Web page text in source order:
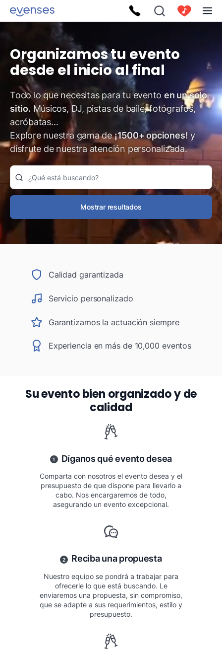
Organizamos tu evento
desde el inicio al final
Todo lo que necesitas para tu eventoen un solo
sitio. Músicos, DJ, pistas de baile, fotógrafos,
acróbatas...
Explore nuestra gama de¡1500+ opciones! y
disfrute de nuestra atención personalizada.
Mostrar resultados
Calidad garantizada
Servicio personalizado
Garantizamos la actuación siempre
Experiencia en más de 10,000 eventos
Su evento bien organizado y de
calidad
1 Díganos qué evento desea
Comparta con nosotros el evento desea y el
presupuesto de que dispone para llevarlo a
cabo. Nos encargaremos de todo,
asegurando un evento excepcional.
2 Reciba una propuesta
Nuestro equipo se pondrá a trabajar para
ofrecerle lo que está buscando. Le
enviaremos una propuesta, sin compromiso,
que se adapte a sus requerimientos, estilo y
presupuesto.